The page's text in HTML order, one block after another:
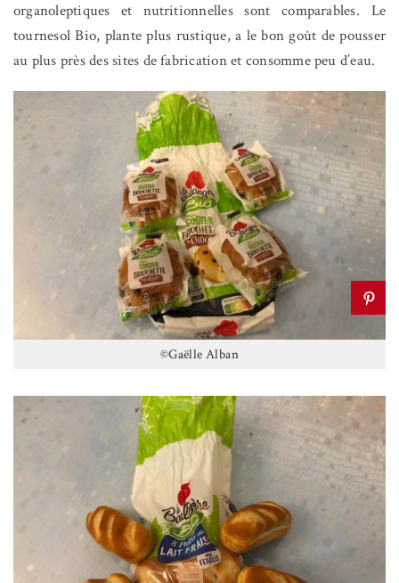
organoleptiques et nutritionnelles sont comparables. Le
tournesol Bio, plante plus rustique, a le bon goût de pousser
au plus près des sites de fabrication et consomme peu d’eau.
©Gaëlle Alban